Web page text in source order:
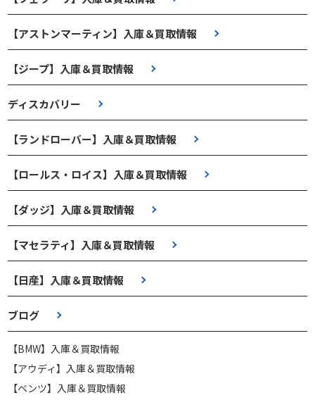
【アストンマーティン】入庫＆買取情報
【ジープ】入庫＆買取情報
ディスカバリー
【ランドローバー】入庫＆買取情報
【ロールス・ロイス】入庫＆買取情報
【ダッジ】入庫＆買取情報
【マセラティ】入庫＆買取情報
【日産】入庫＆買取情報
ブログ
【BMW】入庫＆買取情報
【アウディ】入庫＆買取情報
【ベンツ】入庫＆買取情報